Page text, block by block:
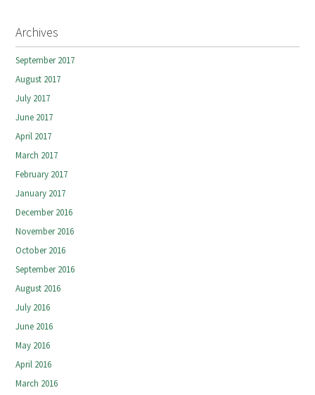
Archives
September 2017
August 2017
July 2017
June 2017
April 2017
March 2017
February 2017
January 2017
December 2016
November 2016
October 2016
September 2016
August 2016
July 2016
June 2016
May 2016
April 2016
March 2016